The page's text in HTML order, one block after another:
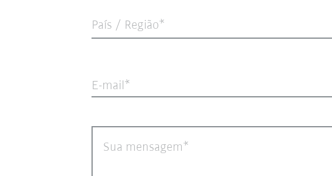
País / Região*
E-mail
Sua mensagem